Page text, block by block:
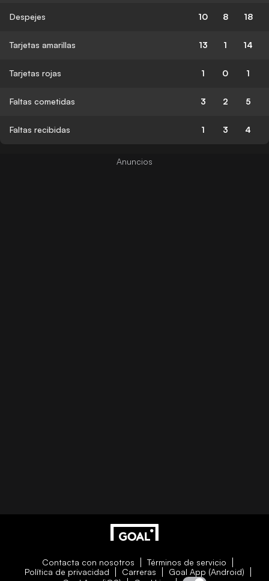
Despejes 10 8 18
Tarjetas amarillas 13 1 14
Tarjetas rojas 1 0 1
Faltas cometidas 3 2 5
Faltas recibidas 1 3 4
Contacta con nosotros
Términos de servicio
Política de privacidad
Carreras
Goal App (Android)